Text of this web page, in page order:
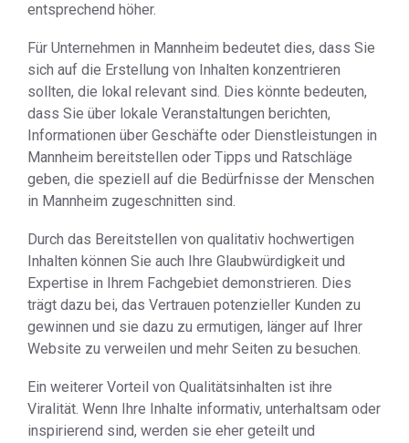
entsprechend höher.
Für Unternehmen in Mannheim bedeutet dies, dass Sie
sich auf die Erstellung von Inhalten konzentrieren
sollten, die lokal relevant sind. Dies könnte bedeuten,
dass Sie über lokale Veranstaltungen berichten,
Informationen über Geschäfte oder Dienstleistungen in
Mannheim bereitstellen oder Tipps und Ratschläge
geben, die speziell auf die Bedürfnisse der Menschen
in Mannheim zugeschnitten sind.
Durch das Bereitstellen von qualitativ hochwertigen
Inhalten können Sie auch Ihre Glaubwürdigkeit und
Expertise in Ihrem Fachgebiet demonstrieren. Dies
trägt dazu bei, das Vertrauen potenzieller Kunden zu
gewinnen und sie dazu zu ermutigen, länger auf Ihrer
Website zu verweilen und mehr Seiten zu besuchen.
Ein weiterer Vorteil von Qualitätsinhalten ist ihre
Viralität. Wenn Ihre Inhalte informativ, unterhaltsam oder
inspirierend sind, werden sie eher geteilt und